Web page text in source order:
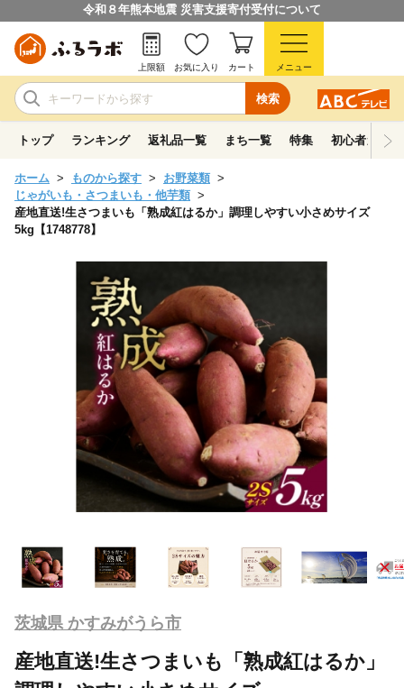
令和８年熊本地震 災害支援寄付受付について
検索
上限額 お気に入り カート メニュー
トップ ランキング 返礼品一覧 まち一覧 特集 初心者ガイド
ホーム ものから探す
お野菜類
じゃがいも・さつまいも・他芋類
産地直送!生さつまいも「熟成紅はるか」調理しやすい小さめサイズ
5kg【1748778】
茨城県 かすみがうら市
産地直送!生さつまいも「熟成紅はるか」